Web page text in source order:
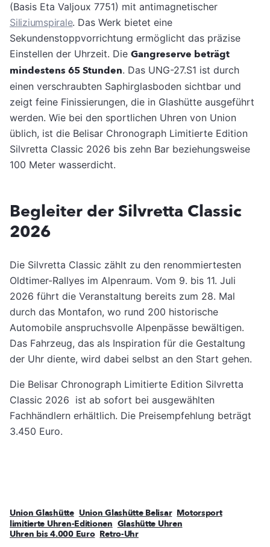
(Basis Eta Valjoux 7751) mit antimagnetischer
Siliziumspirale. Das Werk bietet eine
Sekundenstoppvorrichtung ermöglicht das präzise
Einstellen der Uhrzeit. Die Gangreserve beträgt
mindestens 65 Stunden. Das UNG-27.S1 ist durch
einen verschraubten Saphirglasboden sichtbar und
zeigt feine Finissierungen, die in Glashütte ausgeführt
werden. Wie bei den sportlichen Uhren von Union
üblich, ist die Belisar Chronograph Limitierte Edition
Silvretta Classic 2026 bis zehn Bar beziehungsweise
100 Meter wasserdicht.
Begleiter der Silvretta Classic
2026
Die Silvretta Classic zählt zu den renommiertesten
Oldtimer-Rallyes im Alpenraum. Vom 9. bis 11. Juli
2026 führt die Veranstaltung bereits zum 28. Mal
durch das Montafon, wo rund 200 historische
Automobile anspruchsvolle Alpenpässe bewältigen.
Das Fahrzeug, das als Inspiration für die Gestaltung
der Uhr diente, wird dabei selbst an den Start gehen.
Die Belisar Chronograph Limitierte Edition Silvretta
Classic 2026 ist ab sofort bei ausgewählten
Fachhändlern erhältlich. Die Preisempfehlung beträgt
3.450 Euro.
Union Glashütte Union Glashütte Belisar Motorsport
limitierte Uhren-Editionen Glashütte Uhren
Uhren bis 4.000 Euro Retro-Uhr